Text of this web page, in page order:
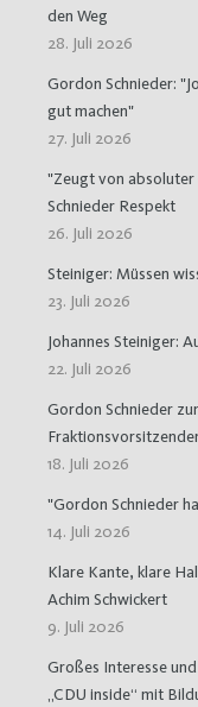
den Weg
28. Juli 2026
Gordon Schnieder:
gut machen"
27. Juli 2026
"Zeugt von absoluter
Schnieder Respekt
26. Juli 2026
Steiniger: Müssen
23. Juli 2026
Johannes Steiniger:
22. Juli 2026
Gordon Schnieder
18. Juli 2026
"Gordon Schnieder
14. Juli 2026
Klare Kante, klare
Achim Schwickert
9. Juli 2026
Großes Interesse
„CDU inside“ mit